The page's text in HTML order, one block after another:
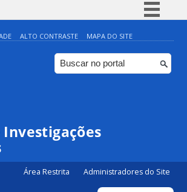
Simplifique!
Comunica BR
Participe
Canais
ALTO CONTRASTE MAPA DO SITE
Área Restrita Administradores do Site